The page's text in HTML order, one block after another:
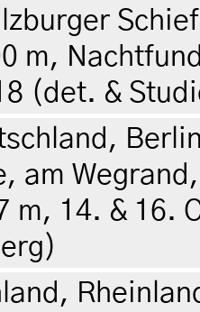
m,
(det. &
am
m, 14. & 16.